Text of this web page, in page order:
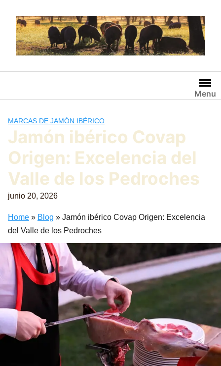
contenido
Menu
MARCAS DE JAMÓN IBÉRICO
Jamón ibérico Covap
Origen: Excelencia del
Valle de los Pedroches
junio 20, 2026
Home » Blog » Jamón ibérico Covap Origen: Excelencia
del Valle de los Pedroches